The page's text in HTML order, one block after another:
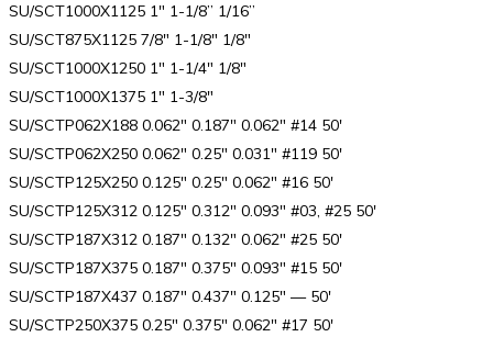
SU/SCT1000X1125 1″ 1-1/8” 1/16”
SU/SCT875X1125 7/8″ 1-1/8″ 1/8″
SU/SCT1000X1250 1″ 1-1/4″ 1/8″
SU/SCT1000X1375 1″ 1-3/8″
SU/SCTP062X188 0.062″ 0.187″ 0.062″ #14 50′
SU/SCTP062X250 0.062″ 0.25″ 0.031″ #119 50′
SU/SCTP125X250 0.125″ 0.25″ 0.062″ #16 50′
SU/SCTP125X312 0.125″ 0.312″ 0.093″ #03, #25 50′
SU/SCTP187X312 0.187″ 0.132″ 0.062″ #25 50′
SU/SCTP187X375 0.187″ 0.375″ 0.093″ #15 50′
SU/SCTP187X437 0.187″ 0.437″ 0.125″ — 50′
SU/SCTP250X375 0.25″ 0.375″ 0.062″ #17 50′